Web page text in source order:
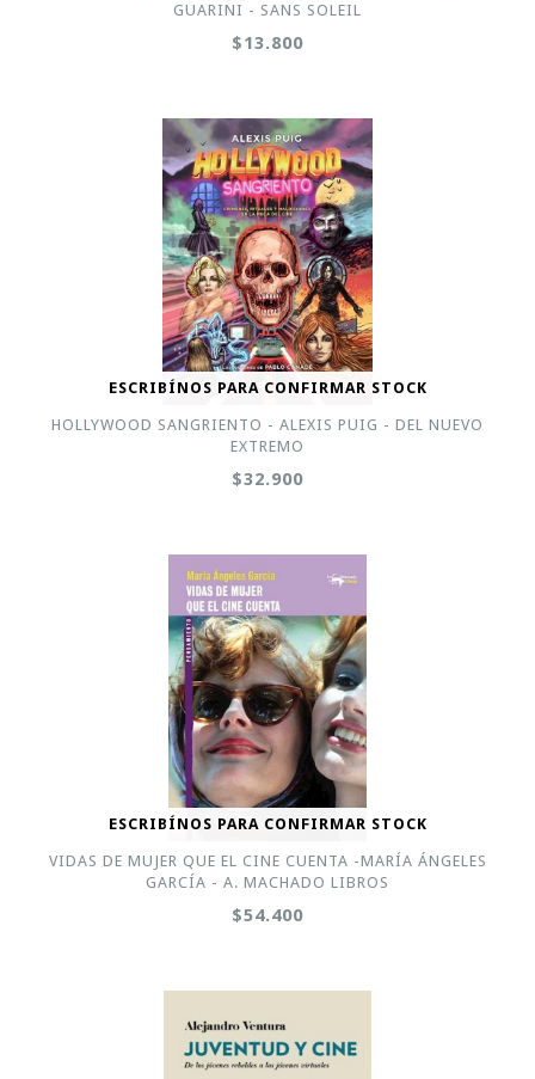
GUARINI - SANS SOLEIL
$13.800
ESCRIBÍNOS PARA CONFIRMAR STOCK
HOLLYWOOD SANGRIENTO - ALEXIS PUIG - DEL NUEVO
EXTREMO
$32.900
ESCRIBÍNOS PARA CONFIRMAR STOCK
VIDAS DE MUJER QUE EL CINE CUENTA -MARÍA ÁNGELES
GARCÍA - A. MACHADO LIBROS
$54.400